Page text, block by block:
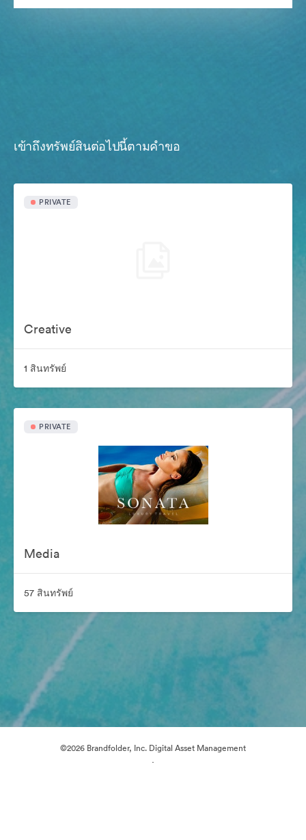
เข้าถึงทรัพย์สินต่อไปนี้ตามคำขอ
PRIVATE
Creative
1 สินทรัพย์
PRIVATE
Media
57 สินทรัพย์
©2026 Brandfolder, Inc. Digital Asset Management
·